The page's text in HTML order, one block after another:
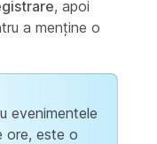
, apoi
a menține o
evenimentele
ore, este o